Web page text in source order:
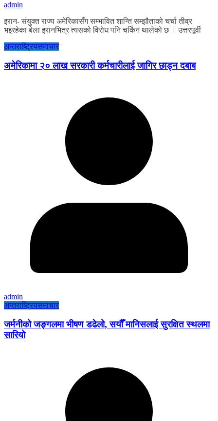
admin
इरान- संयुक्त राज्य अमेरिकासँग सम्भावित शान्ति सम्झौताको चर्चा तीव्र
भइरहेका बेला इरानभित्र त्यसको विरोध पनि चर्किन थालेको छ । उत्तरपूर्वी
अन्तराष्ट्रियसमाचार
अमेरिकामा २० लाख सरकारी कर्मचारीलाई जागिर छाड्न दबाब
admin
अन्तराष्ट्रियसमाचार
जर्मनीको जङ्गलमा भीषण डढेलो, सयौँ मानिसलाई सुरक्षित स्थलमा
सारियो